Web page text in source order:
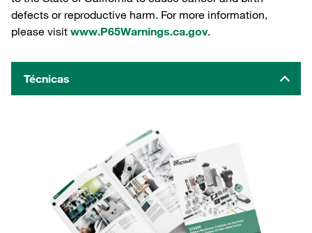
defects or reproductive harm. For more information,
please visit www.P65Warnings.ca.gov.
Técnicas